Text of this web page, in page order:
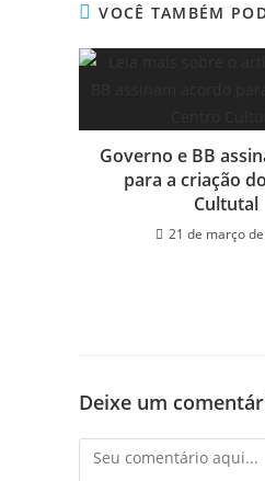
VOCÊ TAMBÉM
Governo e BB
para a criação
Cultutal
21 de março
Deixe um